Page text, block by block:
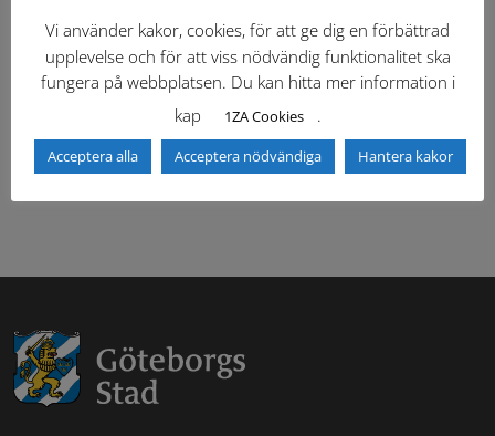
Dokumentbibliotek Kontaktlista
Tidigare versioner
Säkerhetsordningen
Vi använder kakor, cookies, för att ge dig en förbättrad
upplevelse och för att viss nödvändig funktionalitet ska
fungera på webbplatsen. Du kan hitta mer information i
kap
1ZA Cookies .
Acceptera alla Acceptera nödvändiga Hantera kakor